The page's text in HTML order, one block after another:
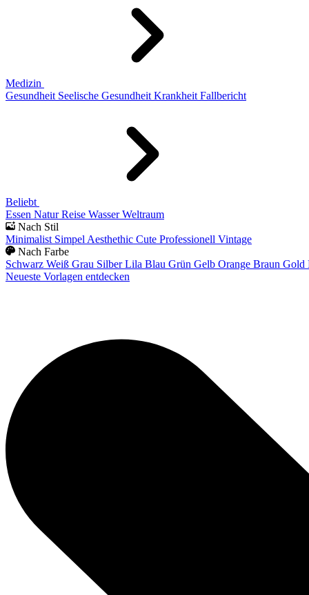
Medizin
Gesundheit Seelische Gesundheit Krankheit Fallbericht
Beliebt
Essen Natur Reise Wasser Weltraum
Nach Stil
Minimalist Simpel Aesthethic Cute Professionell Vintage
Nach Farbe
Schwarz Weiß Grau Silber Lila Blau Grün Gelb Orange Braun Gold
Neueste Vorlagen entdecken